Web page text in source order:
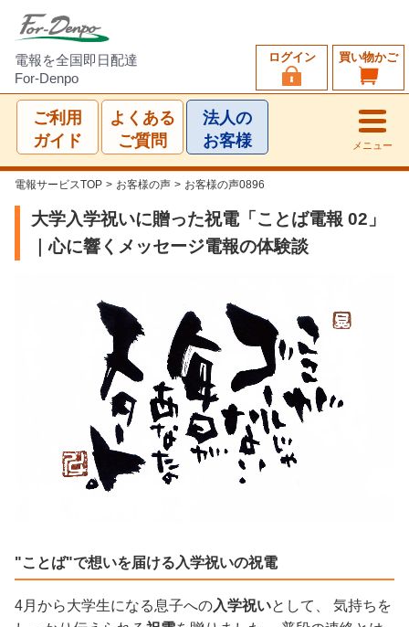
電報を全国即日配達
For-Denpo
買い物かご
ログイン
ご利用
ガイド
よくある
ご質問
法人の
お客様
メニュー
電報サービスTOP > お客様の声 > お客様の声0896
大学入学祝いに贈った祝電「ことば電報 02」
｜心に響くメッセージ電報の体験談
"ことば"で想いを届ける入学祝いの祝電
4月から大学生になる息子への入学祝いとして、 気持ちを